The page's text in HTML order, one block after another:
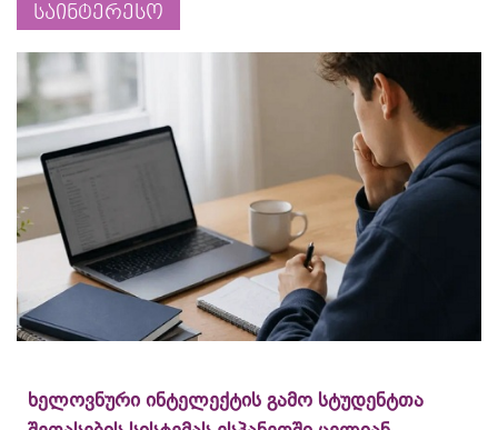
საინტერესო
ხელოვნური ინტელექტის გამო სტუდენტთა